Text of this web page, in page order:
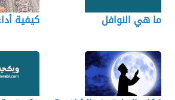
ما هي النوافل كيفية